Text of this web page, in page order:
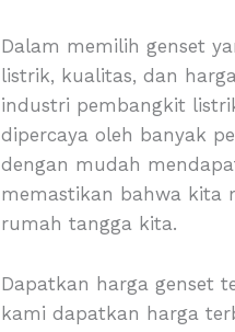
Dalam memilih genset
listrik, kualitas, dan
industri pembangkit
dipercaya oleh banyak
dengan mudah
memastikan bahwa kita
rumah tangga kita.
Dapatkan harga genset
kami dapatkan harga